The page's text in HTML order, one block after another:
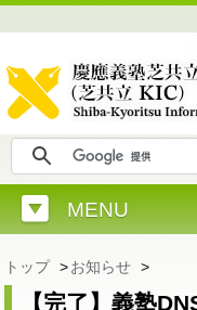
MENU
トップ >お知らせ >
【完了】義塾